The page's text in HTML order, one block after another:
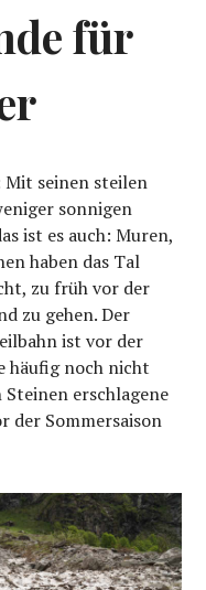
für
seinen steilen
sonnigen
ist es auch: Muren,
haben das Tal
zu früh vor der
zu gehen. Der
ist vor der
häufig noch nicht
erschlagene
der Sommersaison